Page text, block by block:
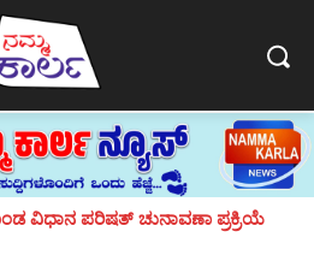
ವಿಧಾನ‌ ಪರಿಷತ್‌ ಚುನಾವಣಾ ಪ್ರಕ್ರಿಯೆ